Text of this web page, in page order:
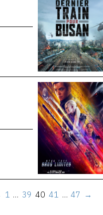
1 … 39 40 41 … 47 →